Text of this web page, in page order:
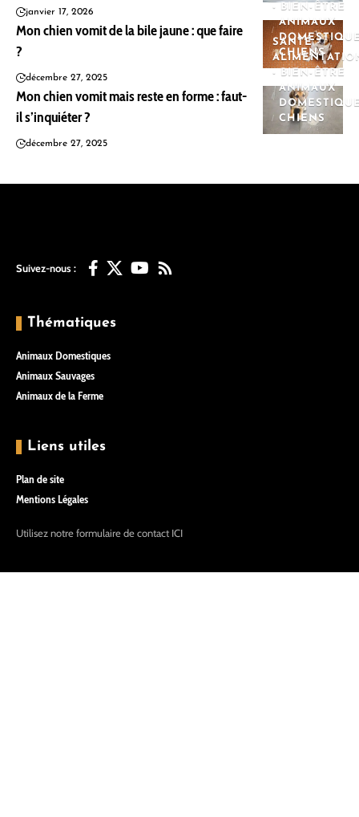
janvier 17, 2026
- BIEN-ÊTRE
ANIMAUX
CHIENS
Mon chien vomit de la bile jaune : que faire
?
décembre 27, 2025
SANTÉ -
- BIEN-ÊTRE
ANIMAUX
CHIENS
Mon chien vomit mais reste en forme : faut-
il s’inquiéter ?
décembre 27, 2025
Suivez-nous :
Thématiques
Animaux Domestiques
Animaux Sauvages
Animaux de la Ferme
Liens utiles
Plan de site
Mentions Légales
Utilisez notre formulaire de contact ICI